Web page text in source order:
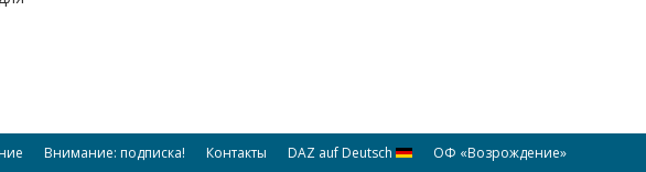
Внимание: подписка! Контакты DAZ auf Deutsch ОФ «Возрождение»